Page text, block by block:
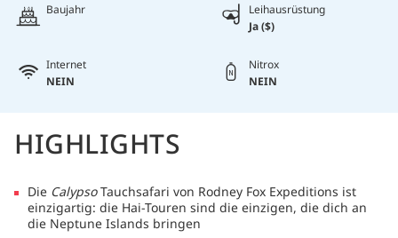
Baujahr
Leihausrüstung
Ja ($)
Internet
NEIN
Nitrox
NEIN
HIGHLIGHTS
Die CalypsoTauchsafari von Rodney Fox Expeditions ist
einzigartig: die Hai-Touren sind die einzigen, die dich an
die Neptune Islands bringen